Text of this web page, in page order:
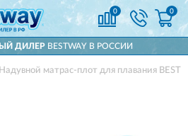
0 0
ДИЛЕР BESTWAY В РОССИИ
Надувной матрас-плот для плавания